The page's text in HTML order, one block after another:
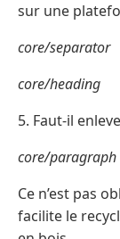
sur une
core/separator
core/heading
5. Faut-il
core/paragraph
Ce n’est pas
facilite le